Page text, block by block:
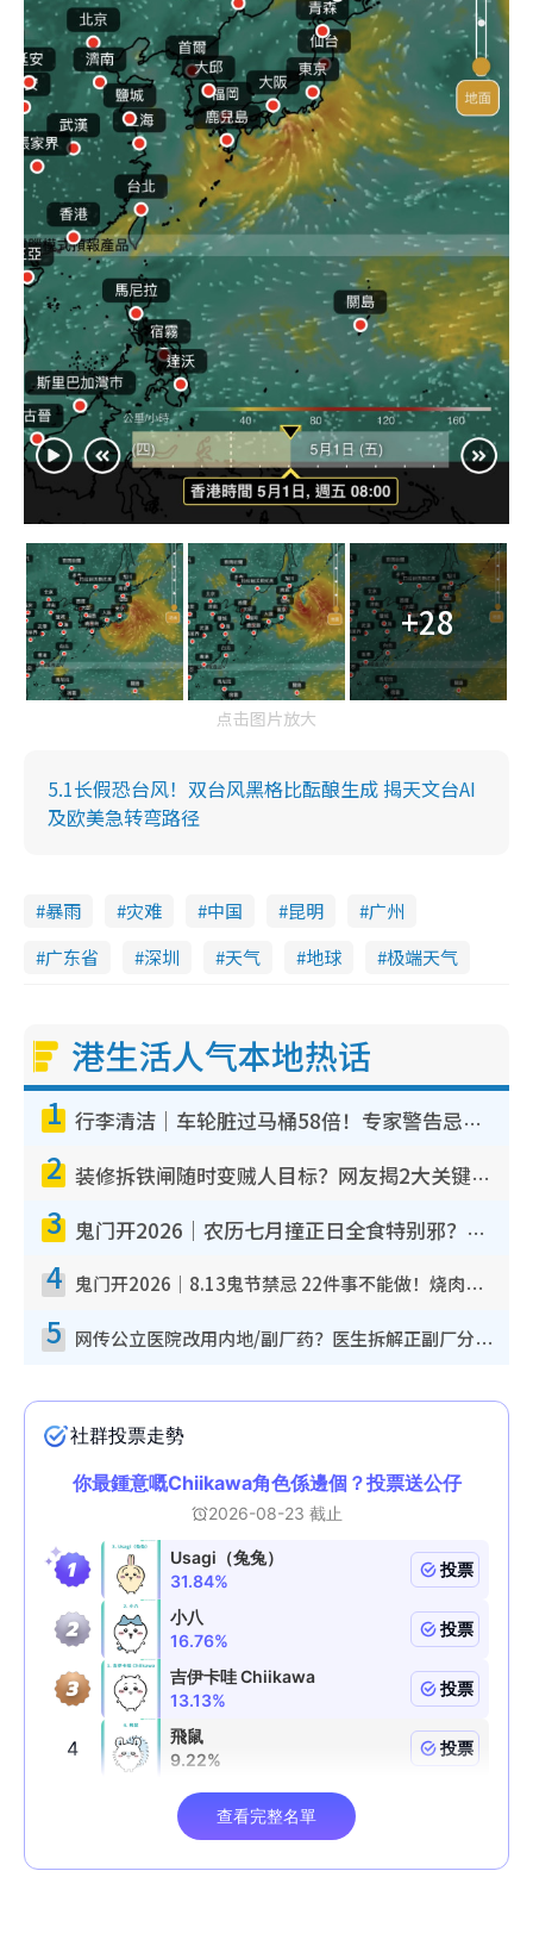
+28
点击图片放大
5.1长假恐台风！双台风黑格比酝酿生成 揭天文台AI
及欧美急转弯路径
暴雨 灾难 中国 昆明
广州
广东省
深圳 天气 地球 极端天气
港生活人气本地热话
1 行李清洁｜车轮脏过马桶58倍！专家警告忌用酒精擦 教1招免脏手除菌
2 装修拆铁闸随时变贼人目标？网友揭2大关键用途：装新款等于白装？附新旧铁闸分别
3 鬼门开2026｜农历七月撞正日全食特别邪？专家警告切忌做一事！揭4大禁忌+2招保平安
4 鬼门开2026｜8.13鬼节禁忌 22件事不能做！烧肉、刺身要少食？半夜勿吹口哨/打给个电话
5 网传公立医院改用内地/副厂药？医生拆解正副厂分别，揭4类人换药随时出事